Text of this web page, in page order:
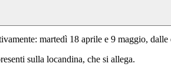
martedì 18 aprile e 9 maggio,
sulla locandina, che si allega.